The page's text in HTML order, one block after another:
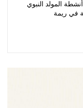
المولد النبوي
في ريمة